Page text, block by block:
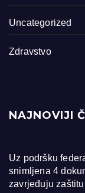
Uncategorized
Zdravstvo
NAJNOVIJI
Uz podršku
snimljena 4
zavrjeđuju